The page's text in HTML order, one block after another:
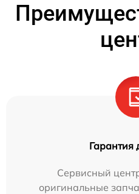
Гарантия
Сервисный
оригинальные